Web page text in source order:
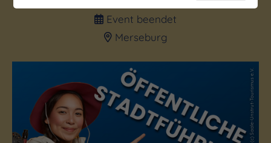
Merseburg
(c) Saale-Unstrut-Tourismus e.V.